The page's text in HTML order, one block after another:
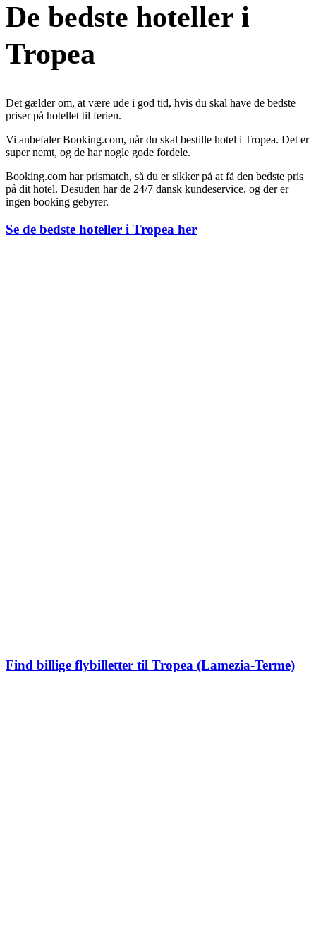
De bedste hoteller i
Tropea
Det gælder om, at være ude i god tid, hvis du skal have de bedste
priser på hotellet til ferien.
Vi anbefaler Booking.com, når du skal bestille hotel i Tropea. Det er
super nemt, og de har nogle gode fordele.
Booking.com har prismatch, så du er sikker på at få den bedste pris
på dit hotel. Desuden har de 24/7 dansk kundeservice, og der er
ingen booking gebyrer.
Se de bedste hoteller i Tropea her
Find billige flybilletter til Tropea (Lamezia-Terme)